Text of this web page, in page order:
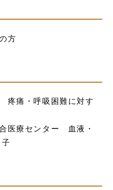
方
疼痛・呼吸困難に対す
医療センター 血液・